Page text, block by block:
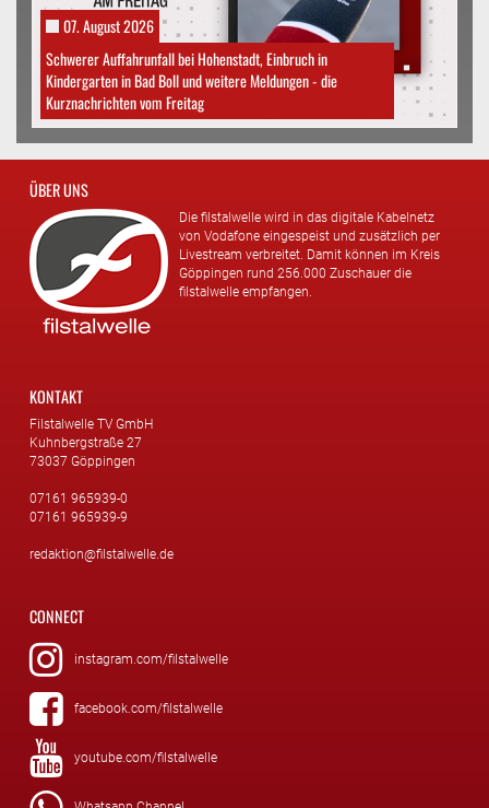
07. August 2026
Schwerer Auffahrunfall bei Hohenstadt, Einbruch in
Kindergarten in Bad Boll und weitere Meldungen - die
Kurznachrichten vom Freitag
ÜBER UNS
Die filstalwelle wird in das digitale Kabelnetz
von Vodafone eingespeist und zusätzlich per
Livestream verbreitet. Damit können im Kreis
Göppingen rund 256.000 Zuschauer die
filstalwelle empfangen.
KONTAKT
Filstalwelle TV GmbH
Kuhnbergstraße 27
73037 Göppingen
07161 965939-0
07161 965939-9
redaktion@filstalwelle.de
CONNECT
instagram.com/filstalwelle
facebook.com/filstalwelle
youtube.com/filstalwelle